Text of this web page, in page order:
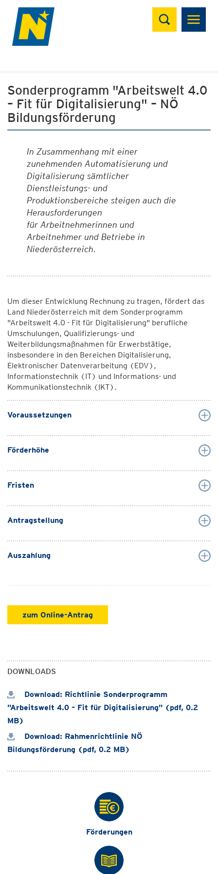
Suchen
Sonderprogramm "Arbeitswelt 4.0
– Fit für Digitalisierung" – NÖ
Bildungsförderung
In Zusammenhang mit einer
zunehmenden Automatisierung und
Digitalisierung sämtlicher
Dienstleistungs- und
Produktionsbereiche steigen auch die
Herausforderungen
für Arbeitnehmerinnen und
Arbeitnehmer und Betriebe in
Niederösterreich.
Um dieser Entwicklung Rechnung zu tragen, fördert das
Land Niederösterreich mit dem Sonderprogramm
"Arbeitswelt 4.0 - Fit für Digitalisierung" berufliche
Umschulungen, Qualifizierungs- und
Weiterbildungsmaßnahmen für Erwerbstätige,
insbesondere in den Bereichen Digitalisierung,
Elektronischer Datenverarbeitung (EDV),
Informationstechnik (IT) und Informations- und
Kommunikationstechnik (IKT).
Voraussetzungen
Förderhöhe
Fristen
Antragstellung
Auszahlung
zum Online-Antrag
DOWNLOADS
Download: Richtlinie Sonderprogramm
"Arbeitswelt 4.0 – Fit für Digitalisierung" (pdf, 0.2
MB)
Download: Rahmenrichtlinie NÖ
Bildungsförderung (pdf, 0.2 MB)
Förderungen